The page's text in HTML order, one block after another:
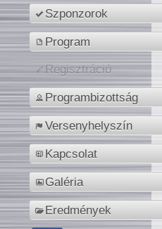
Szponzorok
Program
Regisztráció
Programbizottság
Versenyhelyszín
Kapcsolat
Galéria
Eredmények